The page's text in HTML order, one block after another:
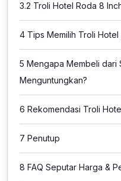
3.2 Troli Hotel Roda 8
4 Tips Memilih Troli
5 Mengapa Membeli dari
Menguntungkan?
6 Rekomendasi Troli
7 Penutup
8 FAQ Seputar Harga &